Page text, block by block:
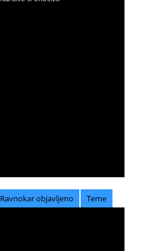
Ravnokar objavljeno Teme